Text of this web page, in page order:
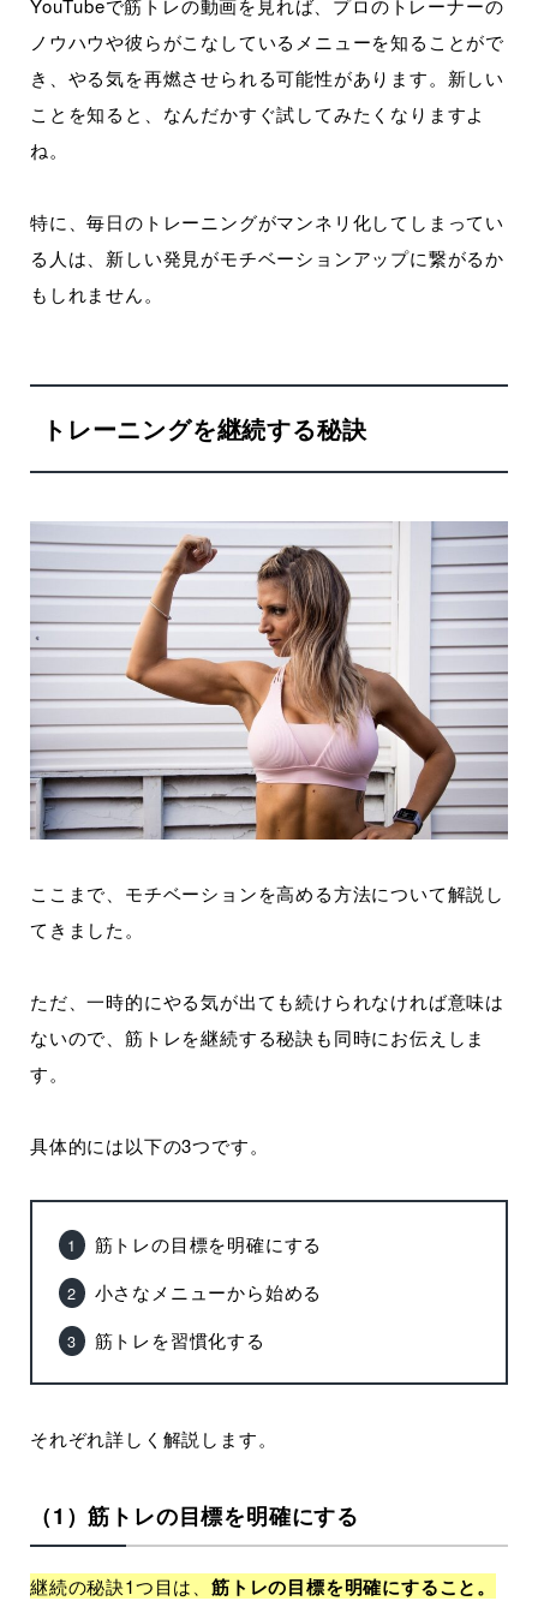
ノウハウや彼らがこなしているメニューを知ることがで
き、やる気を再燃させられる可能性があります。新しい
ことを知ると、なんだかすぐ試してみたくなりますよ
ね。
特に、毎日のトレーニングがマンネリ化してしまってい
る人は、新しい発見がモチベーションアップに繋がるか
もしれません。
トレーニングを継続する秘訣
ここまで、モチベーションを高める方法について解説し
てきました。
ただ、一時的にやる気が出ても続けられなければ意味は
ないので、筋トレを継続する秘訣も同時にお伝えしま
す。
具体的には以下の3つです。
筋トレの目標を明確にする
小さなメニューから始める
筋トレを習慣化する
それぞれ詳しく解説します。
（1）筋トレの目標を明確にする
継続の秘訣1つ目は、筋トレの目標を明確にすること。